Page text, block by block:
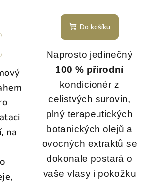
na
Do košíku
Naprosto jedinečný
100 % přírodní
kondicionér z
celistvých surovin,
plný terapeutických
botanických olejů a
ovocných extraktů se
dokonale postará o
vaše vlasy i pokožku